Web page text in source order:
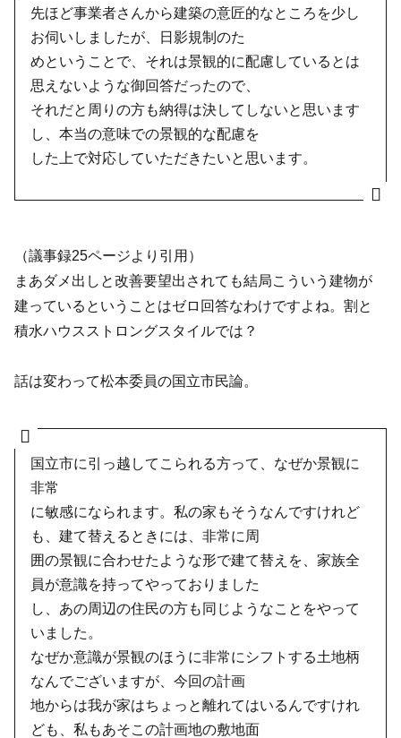
先ほど事業者さんから建築の意匠的なところを少し
お伺いしましたが、日影規制のた
めということで、それは景観的に配慮しているとは
思えないような御回答だったので、
それだと周りの方も納得は決してしないと思います
し、本当の意味での景観的な配慮を
した上で対応していただきたいと思います。
（議事録25ページより引用）
まあダメ出しと改善要望出されても結局こういう建物が
建っているということはゼロ回答なわけですよね。割と
積水ハウスストロングスタイルでは？
話は変わって松本委員の国立市民論。
国立市に引っ越してこられる方って、なぜか景観に
非常
に敏感になられます。私の家もそうなんですけれど
も、建て替えるときには、非常に周
囲の景観に合わせたような形で建て替えを、家族全
員が意識を持ってやっておりました
し、あの周辺の住民の方も同じようなことをやって
いました。
なぜか意識が景観のほうに非常にシフトする土地柄
なんでございますが、今回の計画
地からは我が家はちょっと離れてはいるんですけれ
ども、私もあそこの計画地の敷地面